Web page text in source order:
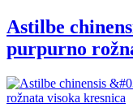
Astilbe
purpurno